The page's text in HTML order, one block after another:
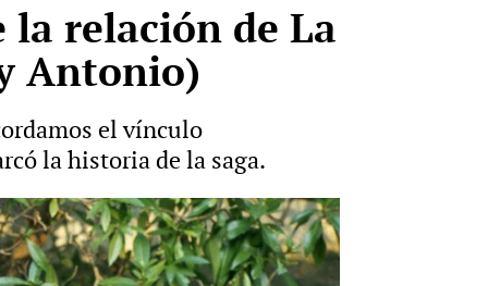
la relación de La
Antonio)
el vínculo
la historia de la saga.
Vídeo: Europa Press | Foto: Gtres